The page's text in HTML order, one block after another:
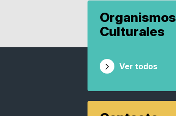
Organismos
Culturales
Ver todos